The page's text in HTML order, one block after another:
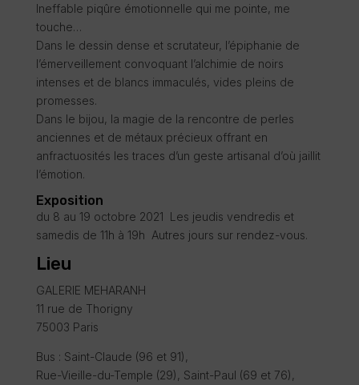
Ineffable piqûre émotionnelle qui me pointe, me
touche…
Dans le dessin dense et scrutateur, l’épiphanie de
l’émerveillement convoquant l’alchimie de noirs
intenses et de blancs immaculés, vides pleins de
promesses.
Dans le bijou, la magie de la rencontre de perles
anciennes et de métaux précieux offrant en
anfractuosités les traces d’un geste artisanal d’où jaillit
l’émotion.
Exposition
du 8 au 19 octobre 2021 Les jeudis vendredis et
samedis de 11h à 19h Autres jours sur rendez-vous.
Lieu
GALERIE MEHARANH
11 rue de Thorigny
75003 Paris
Bus : Saint-Claude (96 et 91),
Rue-Vieille-du-Temple (29), Saint-Paul (69 et 76),